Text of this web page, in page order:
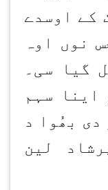
کے اوسدے
نوں اوہ
گیا سی۔
اینا سہم
دی بھُوا د
لین